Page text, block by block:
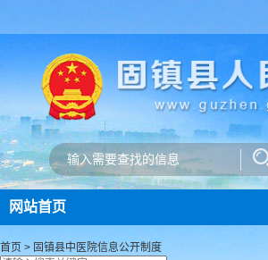
网站首页
首页 > 固镇县中医院信息公开制度